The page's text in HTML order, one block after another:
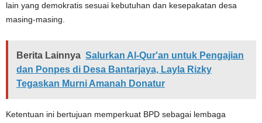
lain yang demokratis sesuai kebutuhan dan kesepakatan desa
masing-masing.
Berita Lainnya Salurkan Al-Qur'an untuk Pengajian
dan Ponpes di Desa Bantarjaya, Layla Rizky
Tegaskan Murni Amanah Donatur
Ketentuan ini bertujuan memperkuat BPD sebagai lembaga